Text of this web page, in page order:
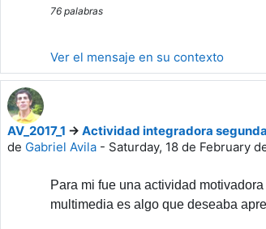
76 palabras
Ver el mensaje en su contexto
AV_2017_1 -> Actividad integradora
de Gabriel Avila - Saturday, 18 de February
Para mi fue una actividad
multimedia es algo que deseaba